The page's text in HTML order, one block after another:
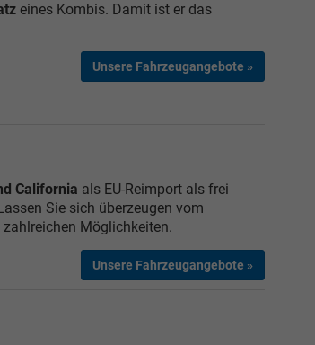
eines Kombis. Damit ist er das
Unsere Fahrzeugangebote »
California als EU-Reimport als frei
Lassen Sie sich überzeugen vom
Möglichkeiten.
Unsere Fahrzeugangebote »